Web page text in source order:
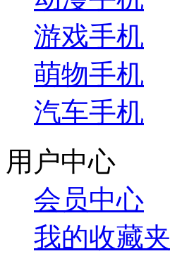
游戏手机
萌物手机
汽车手机
用户中心
会员中心
我的收藏夹